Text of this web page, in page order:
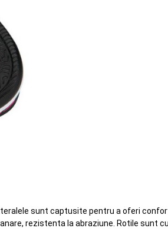
sunt captusite pentru a oferi
rezistenta la abraziune. Rotile sunt